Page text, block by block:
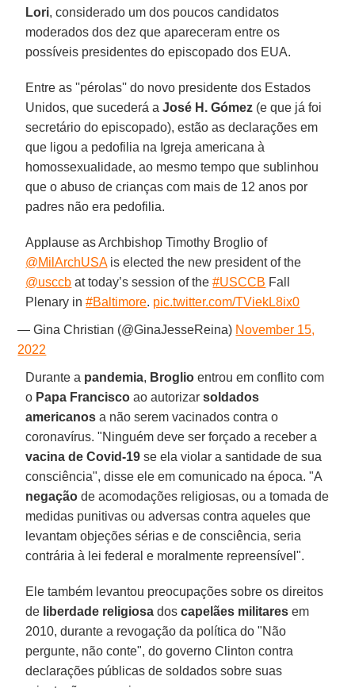
Lori, considerado um dos poucos candidatos
moderados dos dez que apareceram entre os
possíveis presidentes do episcopado dos EUA.
Entre as ''pérolas'' do novo presidente dos Estados
Unidos, que sucederá aJosé H. Gómez (e que já foi
secretário do episcopado), estão as declarações em
que ligou a pedofilia na Igreja americana à
homossexualidade, ao mesmo tempo que sublinhou
que o abuso de crianças com mais de 12 anos por
padres não era pedofilia.
Applause as ⁦Archbishop Timothy Broglio of
@MilArchUSA⁩ is elected the new president of the
@usccb at today’s session of the#USCCB Fall
Plenary in#Baltimore. pic.twitter.com/TViekL8ix0
— Gina Christian (@GinaJesseReina) November 15,
2022
Durante a pandemia, Broglio entrou em conflito com
o Papa Francisco ao autorizarsoldados
americanos a não serem vacinados contra o
coronavírus. "Ninguém deve ser forçado a receber a
vacina de Covid-19 se ela violar a santidade de sua
consciência", disse ele em comunicado na época. "A
negação de acomodações religiosas, ou a tomada de
medidas punitivas ou adversas contra aqueles que
levantam objeções sérias e de consciência, seria
contrária à lei federal e moralmente repreensível".
Ele também levantou preocupações sobre os direitos
de liberdade religiosa doscapelães militares em
2010, durante a revogação da política do "Não
pergunte, não conte", do governo Clinton contra
declarações públicas de soldados sobre suas